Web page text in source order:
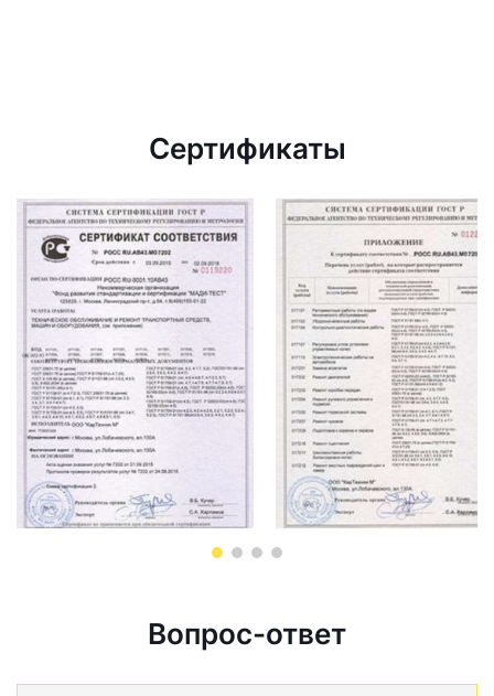
Сертификаты
Вопрос-ответ